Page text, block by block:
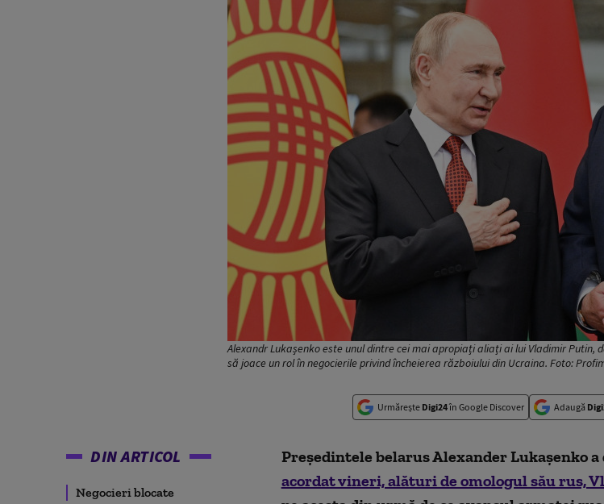
Alexandr Lukașenko este unul dintre cei mai apropiați aliați ai lui Vladimir Putin,
să joace un rol în negocierile privind încheierea războiului din Ucraina. Foto:
Urmărește Digi24în Google Discover Adaugă
DIN ARTICOL
Negocieri blocate
Președintele belarus Alexander Lukașenko
acordat vineri, alături de omologul său rus,